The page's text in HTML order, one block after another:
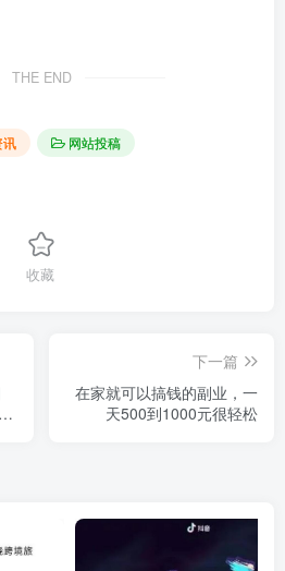
THE END
讯 网站投稿
收藏
下一篇
在家就可以搞钱的副业，一
天500到1000元很轻松